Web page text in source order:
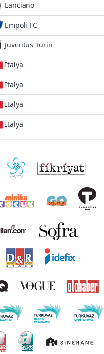
Lanciano
Empoli FC
Juventus Turin
İtalya
İtalya
İtalya
İtalya